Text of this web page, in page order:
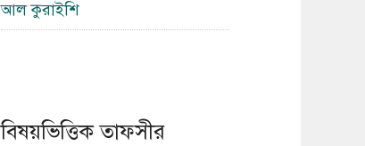
আল কুরাইশি
বিষয়ভিত্তিক তাফসীর